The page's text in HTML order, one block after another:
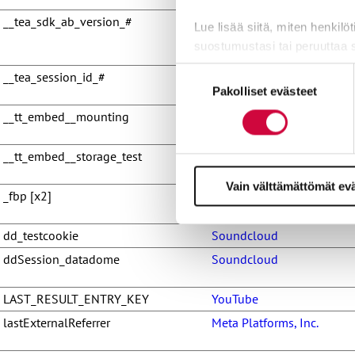
Lue lisää siitä, miten
suostumustasi tai peruuttaa
Evästeistä osa on
Pakolliset evästeet
Vain välttämättömät
__tea_sdk_ab_version_#
sf16-website-
login.neutral.tiktokcdn-
__tea_session_id_#
login.neutral.ttwstatic.com
__tt_embed__mounting
TikTok
__tt_embed__storage_test
TikTok
_fbp [x2]
Meta Platforms, Inc.
dd_testcookie Soundcloud
ddSession_datadome
Soundcloud
LAST_RESULT_ENTRY_KEY
YouTube
lastExternalReferrer
Meta Platforms, Inc.